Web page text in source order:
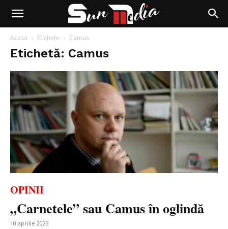
Acasă Etichete Camus
Etichetă: Camus
OPINII
„Carnetele” sau Camus în oglindă
10 aprilie 2023